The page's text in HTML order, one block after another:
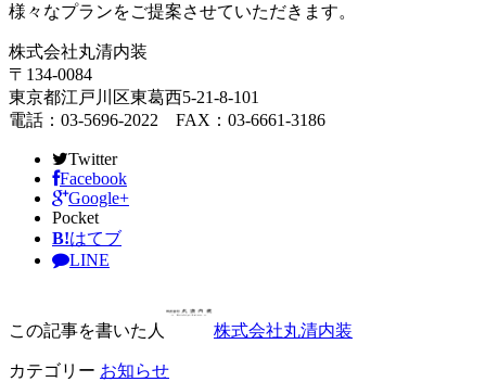
様々なプランをご提案させていただきます。
株式会社丸清内装
〒134-0084
東京都江戸川区東葛西5-21-8-101
電話：03-5696-2022 FAX：03-6661-3186
Twitter
Facebook
Google+
Pocket
B!はてブ
LINE
この記事を書いた人 株式会社丸清内装
カテゴリー お知らせ